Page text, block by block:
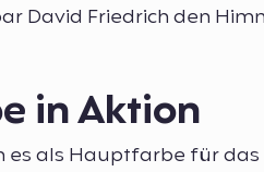
David Friedrich den
in Aktion
es als Hauptfarbe für